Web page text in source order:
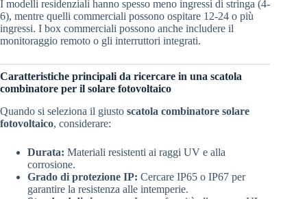
I modelli residenziali hanno spesso meno ingressi di stringa (4-
6), mentre quelli commerciali possono ospitare 12-24 o più
ingressi. I box commerciali possono anche includere il
monitoraggio remoto o gli interruttori integrati.
Caratteristiche principali da ricercare in una scatola
combinatore per il solare fotovoltaico
Quando si seleziona il giusto scatola combinatore solare
fotovoltaico, considerare:
Durata: Materiali resistenti ai raggi UV e alla
corrosione.
Grado di protezione IP: Cercare IP65 o IP67 per
garantire la resistenza alle intemperie.